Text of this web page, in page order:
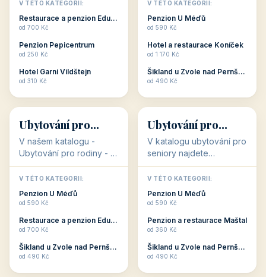
dovolenou přímo
souvisejí. Aktivní
odpočinek jso...
V TÉTO KATEGORII:
Restaurace a penzion Eduard
od 700 Kč
Penzion Pepicentrum
od 250 Kč
Hotel Garni Vildštejn
od 310 Kč
cenově dostupné
ubytování v ČR. Budete
c...
V TÉTO KATEGORII:
Penzion U Méďů
od 590 Kč
Hotel a restaurace Koníček
od 1 170 Kč
Šikland u Zvole nad Pernštejnem
od 490 Kč
👨‍👩‍👧‍👦
👨‍👩‍👧‍👦
34 objektů
Ubytování pro
rodiny
V našem katalogu -
Ubytování pro rodiny -
jsou pro Vás připraveny
objekty, které svojí
polohou či vybaveností,
nabízí klidné ubytování
V TÉTO KATEGORII:
Penzion U Méďů
od 590 Kč
Restaurace a penzion Eduard
od 700 Kč
Šikland u Zvole nad Pernštejnem
od 490 Kč
🧓
🧓
33 objektů
Ubytování pro
seniory
V katalogu ubytování pro
seniory najdete
penziony a hotely, které
jsou přizpůsobeny pro
ubytování klientů vyššího
věku. Některé z nich
V TÉTO KATEGORII:
Penzion U Méďů
od 590 Kč
Penzion a restaurace Maštal
od 360 Kč
Šikland u Zvole nad Pernštejnem
od 490 Kč
💕 🚴